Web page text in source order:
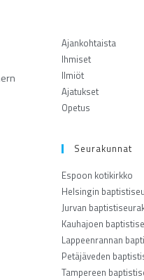
Ajankohtaista
Ihmiset
Ilmiöt
Ajatukset
Opetus
Seurakunnat
Espoon kotikirkko
Helsingin
Jurvan
Kauhajoen
Lappeenrannan
Petäjäveden
Tampereen